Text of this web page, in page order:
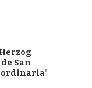
San